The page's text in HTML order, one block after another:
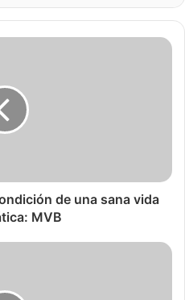
de una sana vida
MVB